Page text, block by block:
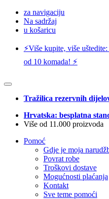
za navigaciju
Na sadržaj
u košaricu
⚡️Više kupite, više
od 10 komada! ⚡️
Tražilica rezervnih
Hrvatska: besplatna
Više od 11.000 proizvoda
Pomoć
Gdje je moja
Povrat robe
Troškovi dostave
Mogućnosti plaćanja
Kontakt
Sve teme pomoći